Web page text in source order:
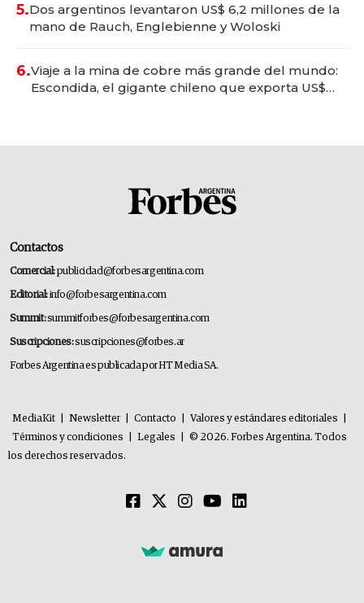
5.Dos argentinos levantaron US$ 6,2 millones de la
mano de Rauch, Englebienne y Woloski
6.Viaje a la mina de cobre más grande del mundo:
Escondida, el gigante chileno que exporta US$
Contactos
Comercial:publicidad@forbesargentina.com
Editorial:info@forbesargentina.com
Summit:summitforbes@forbesargentina.com
Suscripciones:suscripciones@forbes.ar
Forbes Argentina es publicada por HT Media SA.
MediaKit Newsletter Contacto Valores y estándares editoriales
Términos y condiciones
Legales
© 2026. Forbes Argentina. Todos
los derechos reservados.